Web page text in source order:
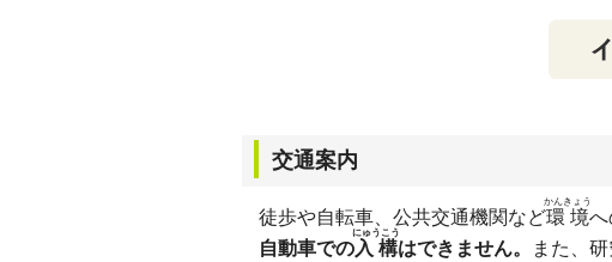
交通案内
徒歩や自転車、公共交通機関など環境
かんきょう
へ
自動車での入構
にゅうこう
はできません。 また、